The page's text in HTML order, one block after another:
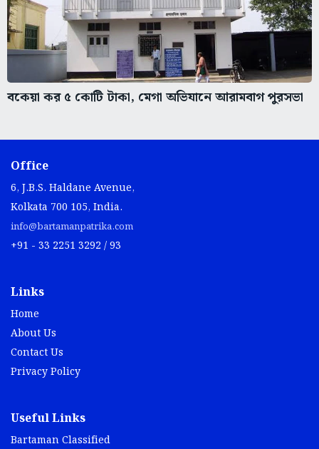
বকেয়া কর ৫ কোটি টাকা, মেগা অভিযানে আরামবাগ পুরসভা
Office
6, J.B.S. Haldane Avenue,
Kolkata 700 105, India.
info@bartamanpatrika.com
+91 - 33 2251 3292 / 93
Links
Home
About Us
Contact Us
Privacy Policy
Useful Links
Bartaman Classified